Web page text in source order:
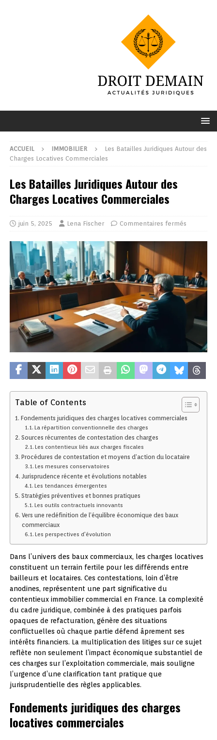
ACCUEIL IMMOBILIER
Les Batailles Juridiques Autour des
Charges Locatives Commerciales
Les Batailles Juridiques Autour des
Charges Locatives Commerciales
juin 5, 2025 Lena Fischer Commentaires fermés
Table of Contents
Fondements juridiques des charges locatives commerciales
La répartition conventionnelle des charges
Sources récurrentes de contestation des charges
Les contentieux liés aux charges fiscales
Procédures de contestation et moyens d’action du locataire
Les mesures conservatoires
Jurisprudence récente et évolutions notables
Les tendances émergentes
Stratégies préventives et bonnes pratiques
Les outils contractuels innovants
Vers une redéfinition de l’équilibre économique des baux
commerciaux
Les perspectives d’évolution
Dans l’univers des baux commerciaux, les charges locatives
constituent un terrain fertile pour les différends entre
bailleurs et locataires. Ces contestations, loin d’être
anodines, représentent une part significative du
contentieux immobilier commercial en France. La complexité
du cadre juridique, combinée à des pratiques parfois
opaques de refacturation, génère des situations
conflictuelles où chaque partie défend âprement ses
intérêts financiers. La multiplication des litiges sur ce sujet
reflète non seulement l’impact économique substantiel de
ces charges sur l’exploitation commerciale, mais souligne
l’urgence d’une clarification tant pratique que
jurisprudentielle des règles applicables.
Fondements juridiques des charges
locatives commerciales